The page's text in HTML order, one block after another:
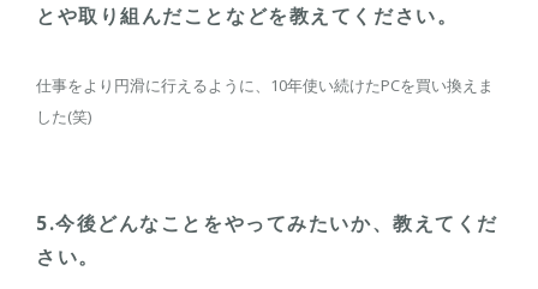
とや取り組んだことなどを教えてください。
仕事をより円滑に行えるように、10年使い続けたPCを買い換えま
した(笑)
5.今後どんなことをやってみたいか、教えてくだ
さい。